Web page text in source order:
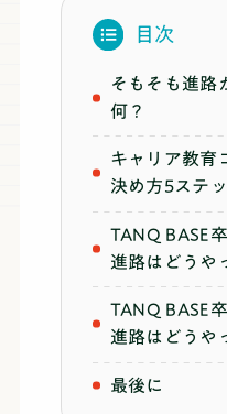
目次
そもそも進路
何？
キャリア教育
決め方5ステ
TANQ BASE
進路はどうや
TANQ BASE
進路はどうや
最後に